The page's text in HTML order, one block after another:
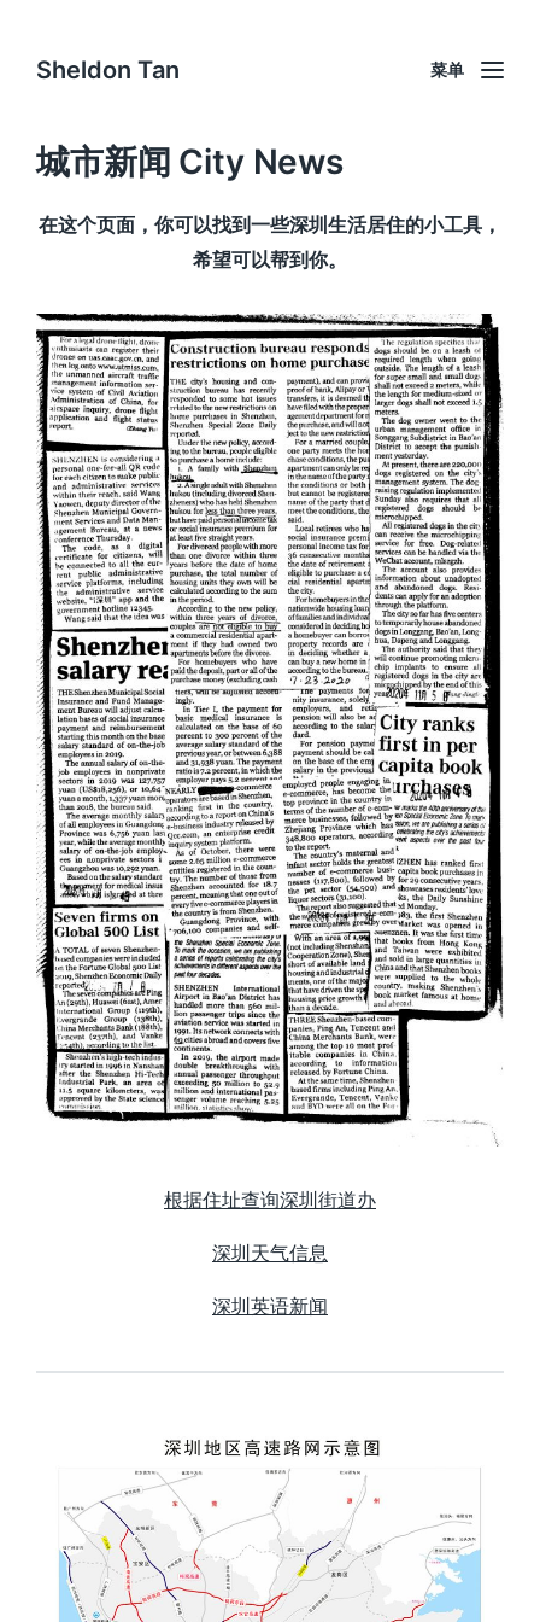
Sheldon Tan 菜单
城市新闻 City News
在这个页面，你可以找到一些深圳生活居住的小工具，
希望可以帮到你。
根据住址查询深圳街道办
深圳天气信息
深圳英语新闻